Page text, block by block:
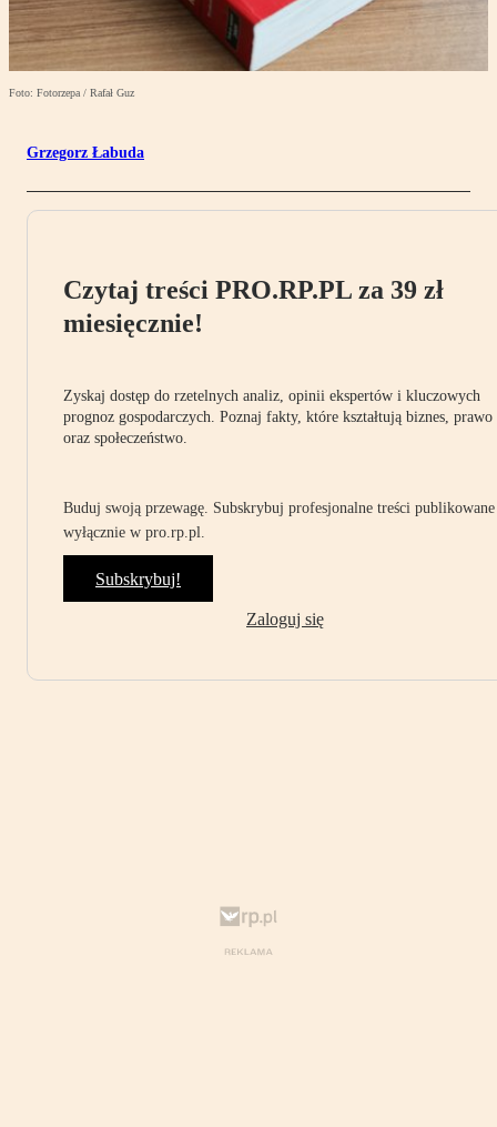
Foto: Fotorzepa / Rafał Guz
Grzegorz Łabuda
Czytaj treści PRO.RP.PL za 39 zł
miesięcznie!
Zyskaj dostęp do rzetelnych analiz, opinii ekspertów i kluczowych
prognoz gospodarczych. Poznaj fakty, które kształtują biznes, prawo
oraz społeczeństwo.
Buduj swoją przewagę. Subskrybuj profesjonalne treści publikowane
wyłącznie w pro.rp.pl.
Subskrybuj!
Zaloguj się